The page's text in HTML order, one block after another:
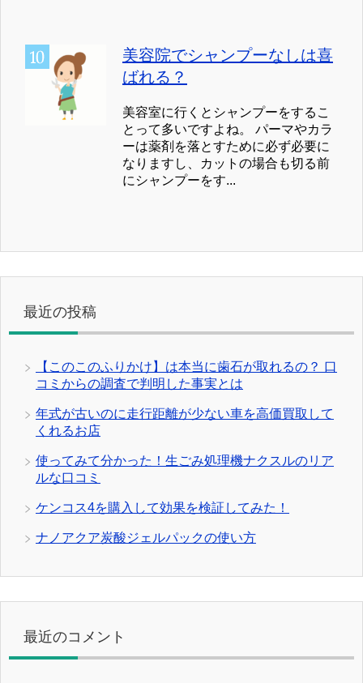
美容院でシャンプーなしは喜
ばれる？
美容室に行くとシャンプーをするこ
とって多いですよね。 パーマやカラ
ーは薬剤を落とすために必ず必要に
なりますし、カットの場合も切る前
にシャンプーをす...
最近の投稿
【このこのふりかけ】は本当に歯石が取れるの？ 口
コミからの調査で判明した事実とは
年式が古いのに走行距離が少ない車を高価買取して
くれるお店
使ってみて分かった！生ごみ処理機ナクスルのリア
ルな口コミ
ケンコス4を購入して効果を検証してみた！
ナノアクア炭酸ジェルパックの使い方
最近のコメント